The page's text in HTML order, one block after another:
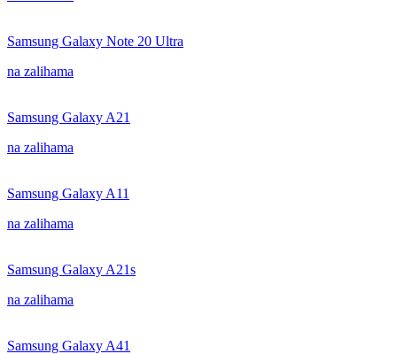
Samsung Galaxy Note 20 Ultra
na zalihama
Samsung Galaxy A21
na zalihama
Samsung Galaxy A11
na zalihama
Samsung Galaxy A21s
na zalihama
Samsung Galaxy A41